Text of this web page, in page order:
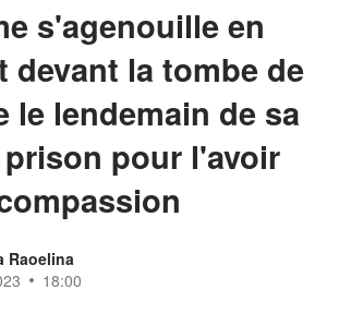
s'agenouille en
devant la tombe de
le lendemain de sa
pour l'avoir
Raoelina
18:00